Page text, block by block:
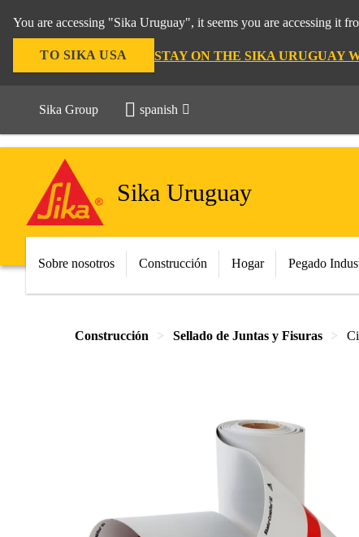
You are accessing "Sika Uruguay", it seems you are accessing it
TO SIKA USA STAY ON THE SIKA URUGUAY
Sika Group spanish
Sika Uruguay
Sobre nosotros Construcción Hogar Pegado
Construcción Sellado de Juntas y Fisuras